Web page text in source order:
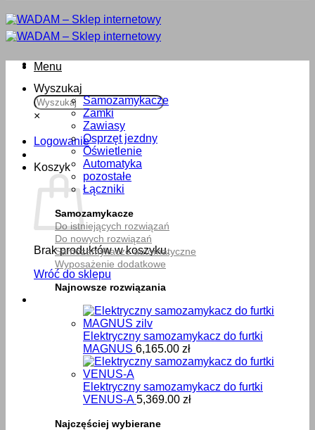
Wyszukaj
×
Logowanie
Koszyk
Brak produktów w koszyku.
Wróć do sklepu
Menu
Samozamykacze
Zamki
Zawiasy
Osprzęt jezdny
Oświetlenie
Automatyka
pozostałe
Łączniki
Samozamykacze
Do istniejących rozwiązań
Do nowych rozwiązań
Samozamykacze automatyczne
Wyposażenie dodatkowe
Najnowsze rozwiązania
Elektryczny samozamykacz do furtki
MAGNUS 6,165.00 zł
Elektryczny samozamykacz do furtki
VENUS-A 5,369.00 zł
Najczęściej wybierane